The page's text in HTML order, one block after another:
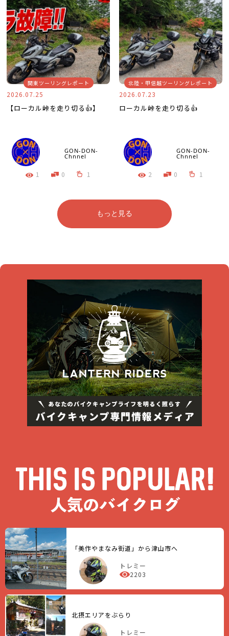
関東ツーリングレポート
2026.07.25
【ローカル峠を走り切る👍】
GON-DON-
Chnnel
1 0 1
北陸・甲信越ツーリングレポート
2026.07.23
ローカル峠を走り切る👍
GON-DON-
Chnnel
2 0 1
もっと見る
「美作やまなみ街道」から津山市へ
トレミー
2203
北摂エリアをぶらり
トレミー